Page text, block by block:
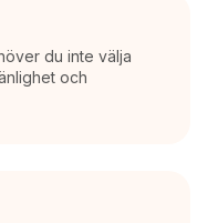
du inte välja
och